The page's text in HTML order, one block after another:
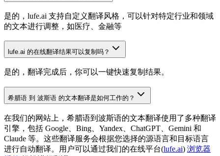
是的，lufe.ai 支持自定义翻译风格，可以针对特定行业和领域
的文本进行调整，如医疗、金融等
lufe.ai 的在线翻译结果可以复制吗？
是的，翻译完成后，你可以一键快速复制结果。
希腊语 到 波斯语 的文本翻译是如何工作的？
在我们的网站上，希腊语到波斯语的文本翻译使用了多种翻译
引擎，包括 Google、Bing、Yandex、ChatGPT、Gemini 和
Claude 等。这些翻译服务会根据您选择的源语言和目标语言
进行自动翻译。用户可以通过我们的在线平台(lufe.ai) 浏览器